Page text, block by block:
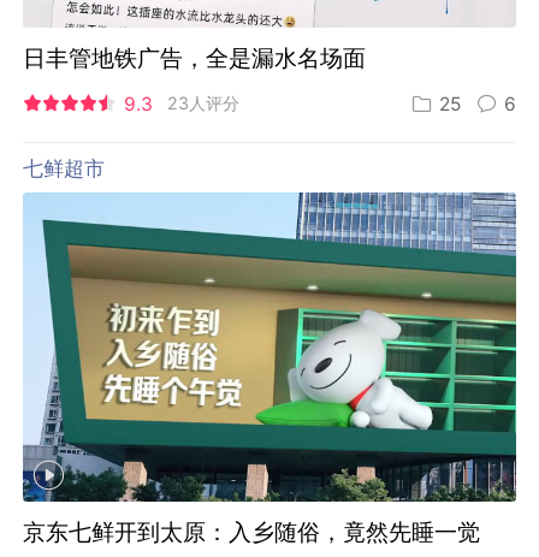
日丰管地铁广告，全是漏水名场面
9.3 23人评分 25 6
七鲜超市
京东七鲜开到太原：入乡随俗，竟然先睡一觉